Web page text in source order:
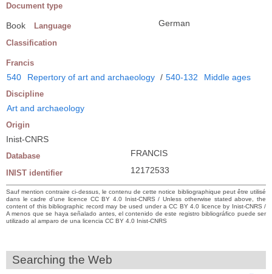
Document type
Book Language German
Classification
Francis
540 Repertory of art and archaeology / 540-132 Middle ages
Discipline
Art and archaeology
Origin
Inist-CNRS
Database FRANCIS
INIST identifier 12172533
Sauf mention contraire ci-dessus, le contenu de cette notice bibliographique peut être utilisé
dans le cadre d’une licence CC BY 4.0 Inist-CNRS / Unless otherwise stated above, the
content of this bibliographic record may be used under a CC BY 4.0 licence by Inist-CNRS /
A menos que se haya señalado antes, el contenido de este registro bibliográfico puede ser
utilizado al amparo de una licencia CC BY 4.0 Inist-CNRS
Searching the Web